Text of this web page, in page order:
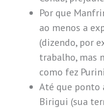
Por que
ao menos a
(dizendo, por
trabalho, mas
como fez
Até que ponto
Birigui (sua